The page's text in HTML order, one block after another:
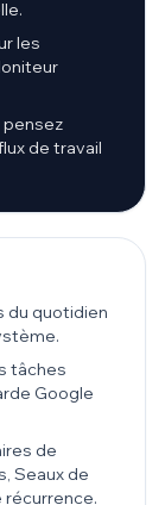
les
pensez
de travail
du quotidien
tâches
Google
de
Seaux de